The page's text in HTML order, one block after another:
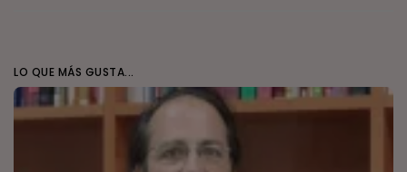
LO QUE MÁS GUSTA...